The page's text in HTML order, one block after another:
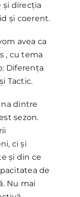
și direcția
și coerent.
avea ca
, cu tema
Diferența
Tactic.
dintre
sezon.
ci și
și din ce
de
Nu mai